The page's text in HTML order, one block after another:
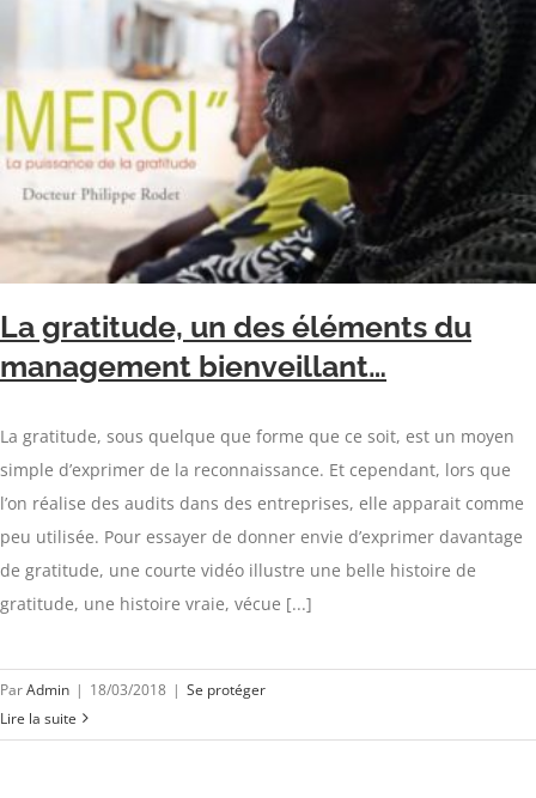
La gratitude, un des éléments du
management bienveillant…
La gratitude, sous quelque que forme que ce soit, est un moyen
simple d’exprimer de la reconnaissance. Et cependant, lors que
l’on réalise des audits dans des entreprises, elle apparait comme
peu utilisée. Pour essayer de donner envie d’exprimer davantage
de gratitude, une courte vidéo illustre une belle histoire de
gratitude, une histoire vraie, vécue [...]
ParAdmin | 18/03/2018 | Se protéger
Lire la suite